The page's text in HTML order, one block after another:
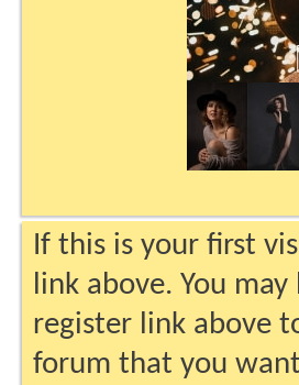
If this is your first
link above. You
register link above
forum that you